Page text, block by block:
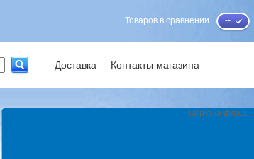
--
Товаров в сравнении
Доставка Контакты магазина
загрузка флэш...